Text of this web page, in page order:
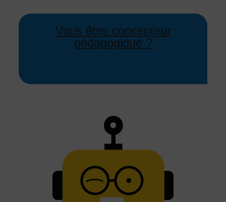
Vous êtes concepteur
pédagogique ?
formation ?
Vous êtes en charge du
change ?